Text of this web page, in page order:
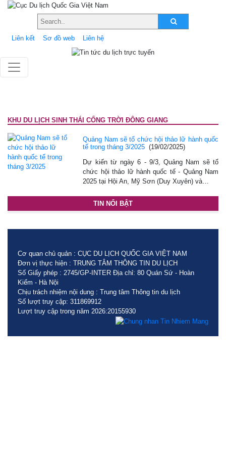
Liên kết Sơ đồ web Liên hệ
KHU DU LỊCH SINH THÁI CỔNG TRỜI ĐÔNG GIANG
Quảng Nam sẽ tổ chức hội thảo lữ hành quốc
tế trong tháng 3/2025 (19/02/2025)
Dự kiến từ ngày 6 - 9/3, Quảng Nam sẽ tổ
chức hội thảo lữ hành quốc tế - Quảng Nam
2025 tại Hội An, Mỹ Sơn (Duy Xuyên) và…
TIN NỔI BẬT
Cơ quan chủ quản : CỤC DU LỊCH QUỐC GIA VIỆT NAM
Đơn vị thực hiện : TRUNG TÂM THÔNG TIN DU LỊCH
Số Giấy phép : 2745/GP-INTER Địa chỉ: 80 Quán Sứ - Hoàn
Kiếm - Hà Nội
Chịu trách nhiệm nội dung : Trung tâm Thông tin du lịch
Số lượt truy cập: 311869912
Lượt truy cập trong năm 2026:20155930